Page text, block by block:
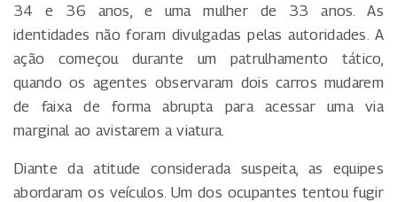
34 e 36 anos, e uma mulher de 33 anos. As
identidades não foram divulgadas pelas autoridades. A
ação começou durante um patrulhamento tático,
quando os agentes observaram dois carros mudarem
de faixa de forma abrupta para acessar uma via
marginal ao avistarem a viatura.
Diante da atitude considerada suspeita, as equipes
abordaram os veículos. Um dos ocupantes tentou fugir